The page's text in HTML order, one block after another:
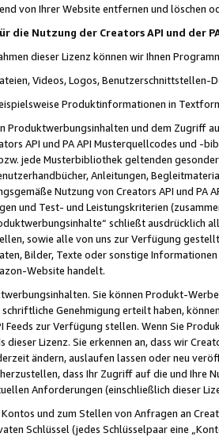
von Ihrer Website entfernen und löschen
die Nutzung der Creators API und der
dieser Lizenz können wir Ihnen
Videos, Logos, Benutzerschnittstellen-
Produktinformationen in
Produktwerbungsinhalten und dem Zugriff
API und PA API Musterquellcodes und
jede Musterbibliothek geltenden
Anleitungen,
Nutzung von Creators API und PA
und Test- und Leistungskriterien
schließt ausdrücklich
sowie alle von uns zur Verfügung
Bilder, Texte oder sonstige
Website handelt.
Sie können Produkt-
Genehmigung erteilt haben,
Feeds zur Verfügung stellen. Wenn Sie
Lizenz. Sie erkennen an, dass wir
ändern, auslaufen lassen oder neu
dass Ihr Zugriff auf die und Ihre
Anforderungen (einschließlich dieser
und zum Stellen von Anfragen an
Schlüssel (jedes Schlüsselpaar eine